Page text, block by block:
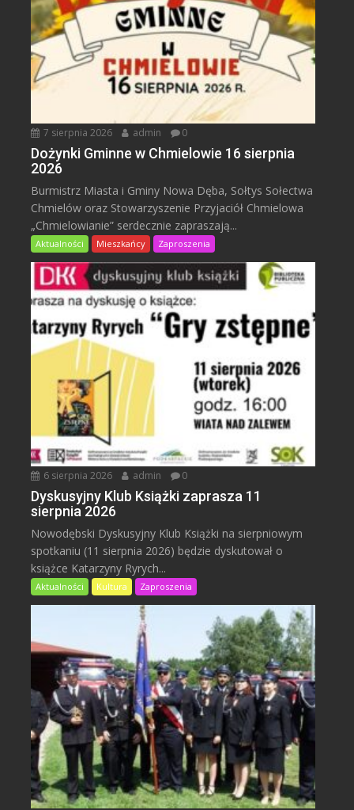
7 sierpnia 2026 admin 0
Dożynki Gminne w Chmielowie 16 sierpnia
2026
Burmistrz Miasta i Gminy Nowa Dęba, Sołtys Sołectwa
Chmielów oraz Stowarzyszenie Przyjaciół Chmielowa
„Chmielowianie” serdecznie zapraszają...
Aktualności Mieszkańcy Zaproszenia
6 sierpnia 2026 admin 0
Dyskusyjny Klub Książki zaprasza 11
sierpnia 2026
Nowodębski Dyskusyjny Klub Książki na sierpniowym
spotkaniu (11 sierpnia 2026) będzie dyskutował o
książce Katarzyny Ryrych...
Aktualności Kultura Zaproszenia